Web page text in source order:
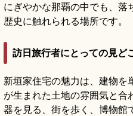
にぎやかな那覇の中でも、落
歴史に触れられる場所です。
訪日旅行者にとっての見ど
新垣家住宅の魅力は、建物を
が生まれた土地の雰囲気と合
器を見る、街を歩く、博物館